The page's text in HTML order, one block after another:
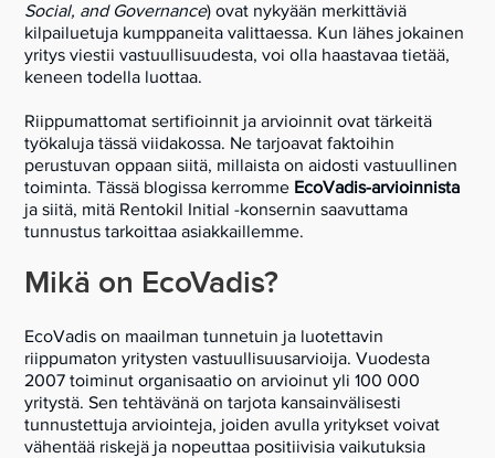
Social, and Governance) ovat nykyään merkittäviä
kilpailuetuja kumppaneita valittaessa. Kun lähes jokainen
yritys viestii vastuullisuudesta, voi olla haastavaa tietää,
keneen todella luottaa.
Riippumattomat sertifioinnit ja arvioinnit ovat tärkeitä
työkaluja tässä viidakossa. Ne tarjoavat faktoihin
perustuvan oppaan siitä, millaista on aidosti vastuullinen
toiminta. Tässä blogissa kerromme EcoVadis-arvioinnista
ja siitä, mitä Rentokil Initial -konsernin saavuttama
tunnustus tarkoittaa asiakkaillemme.
Mikä on EcoVadis?
EcoVadis on maailman tunnetuin ja luotettavin
riippumaton yritysten vastuullisuusarvioija. Vuodesta
2007 toiminut organisaatio on arvioinut yli 100 000
yritystä. Sen tehtävänä on tarjota kansainvälisesti
tunnustettuja arviointeja, joiden avulla yritykset voivat
vähentää riskejä ja nopeuttaa positiivisia vaikutuksia